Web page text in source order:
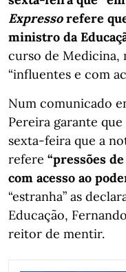
Expressorefere
ministro da
curso de Medicina,
“influentes e com
Num comunicado
Pereira garante
sexta-feira que a
refere “pressões
com acesso ao
“estranha” as
Educação,
reitor de mentir.